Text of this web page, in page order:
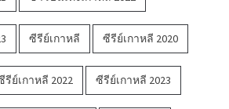
ซีรีย์เกาหลี ซีรีย์เกาหลี 2020
รีย์เกาหลี 2022 ซีรีย์เกาหลี 2023